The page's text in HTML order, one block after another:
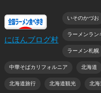
にほんブログ村
いそのかづお
ラーメンラン
ラーメン札幌
中華そばカリフォルニア 北海道
北海道旅行 北海道観光 北